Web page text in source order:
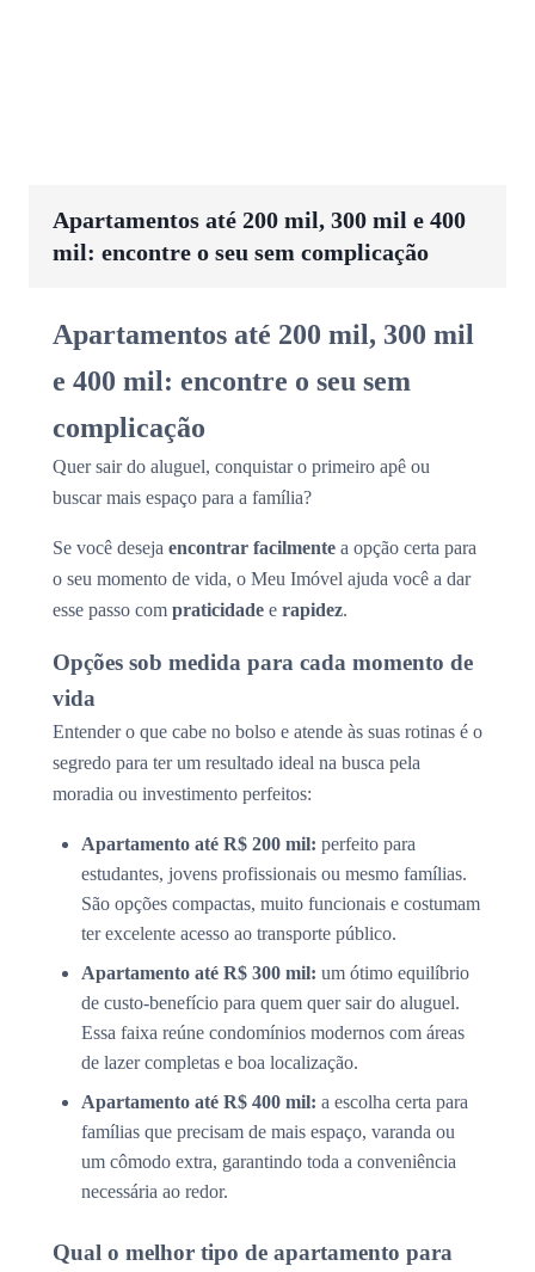
Apartamentos até 200 mil, 300 mil e 400
mil: encontre o seu sem complicação
Apartamentos até 200 mil, 300 mil
e 400 mil: encontre o seu sem
complicação
Quer sair do aluguel, conquistar o primeiro apê ou
buscar mais espaço para a família?
Se você deseja encontrar facilmente a opção certa para
o seu momento de vida, o Meu Imóvel ajuda você a dar
esse passo com praticidade e rapidez.
Opções sob medida para cada momento de
vida
Entender o que cabe no bolso e atende às suas rotinas é o
segredo para ter um resultado ideal na busca pela
moradia ou investimento perfeitos:
Apartamento até R$ 200 mil: perfeito para
estudantes, jovens profissionais ou mesmo famílias.
São opções compactas, muito funcionais e costumam
ter excelente acesso ao transporte público.
Apartamento até R$ 300 mil: um ótimo equilíbrio
de custo-benefício para quem quer sair do aluguel.
Essa faixa reúne condomínios modernos com áreas
de lazer completas e boa localização.
Apartamento até R$ 400 mil: a escolha certa para
famílias que precisam de mais espaço, varanda ou
um cômodo extra, garantindo toda a conveniência
necessária ao redor.
Qual o melhor tipo de apartamento para